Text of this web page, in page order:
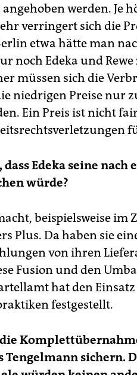
werden. Je
verringert sich die
etwa hätte man
noch Edeka und
müssen sich die
niedrigen Preise nur
Ein Preis ist nicht
Edeka seine nach
würde?
beispielsweise im
Plus. Da haben sie
von ihren
Fusion und den
hat den
festgestellt.
Tengelmann sichern.